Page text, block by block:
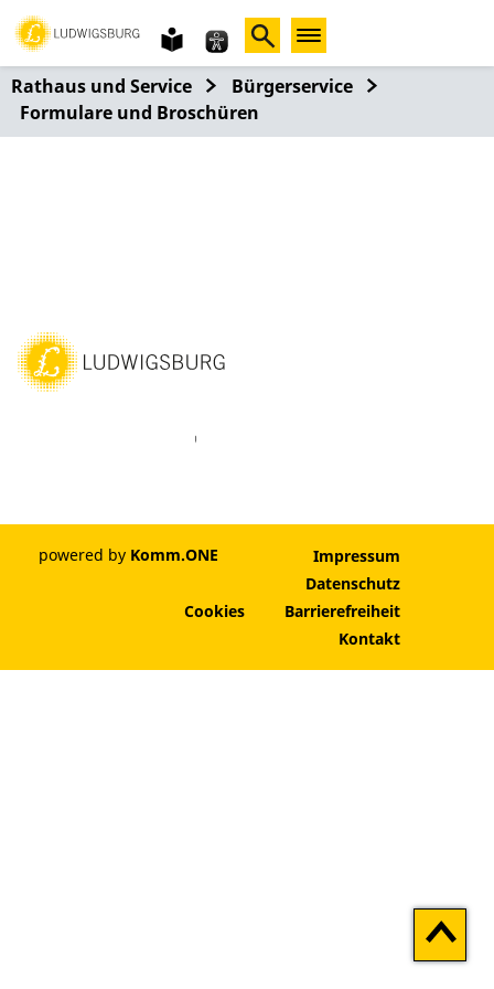
Gebärdensprache
leichte
Sprache
Rathaus und Service
Bürgerservice
Formulare und Broschüren
LinkedIn
powered by Komm.ONE
Impressum
Datenschutz
Cookies
Barrierefreiheit
Kontakt
Zum